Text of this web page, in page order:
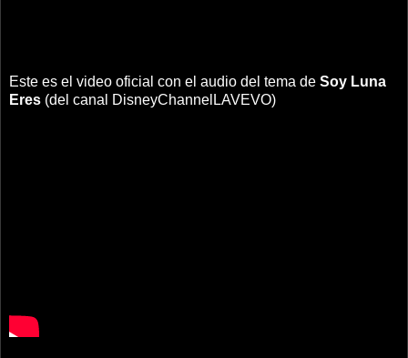
Este es el video oficial con el audio del tema de Soy Luna
Eres (del canal DisneyChannelLAVEVO)